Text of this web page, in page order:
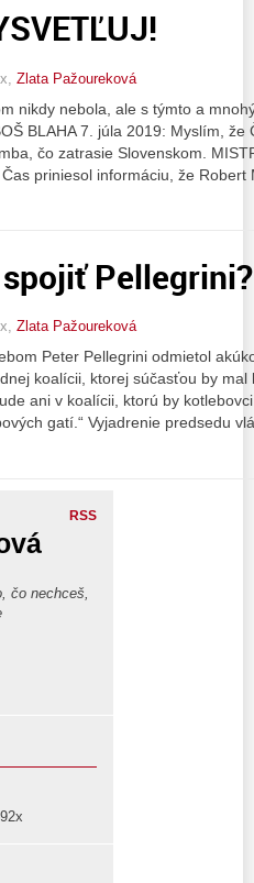
Zlata Pažoureková
nikdy nebola, ale s týmto a
BLAHA 7. júla 2019: Myslím,
čo zatrasie Slovenskom.
priniesol informáciu, že
Pellegrini?
Zlata Pažoureková
Peter Pellegrini odmietol
koalícii, ktorej súčasťou by
ani v koalícii, ktorú by
gatí.“ Vyjadrenie predsedu
RSS
čo nechceš,